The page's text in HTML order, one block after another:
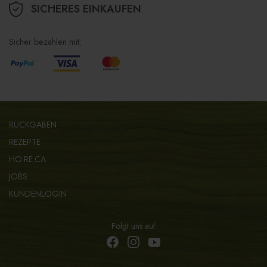
SICHERES EINKAUFEN
Sicher bezahlen mit:
RÜCKGABEN
REZEPTE
HO.RE.CA.
JOBS
KUNDENLOGIN
Folgt uns auf